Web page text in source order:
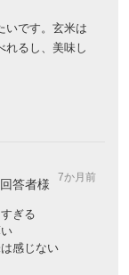
いです。玄米は
れるし、美味し
答者様 7か月前
ぎる
感じない